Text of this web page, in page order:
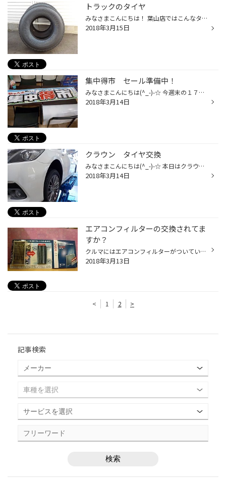
トラックのタイヤ
みなさまこんにちは！ 葉山店ではこんなタイヤ交換もやってます！ 写真じゃ大きさがわかりにくいかもしれませんが・・・ 1,075mm・・・ 約110センチ！腰くらいの大きさです！ 乗用車が5～6台乗っかるキャリアカーってご存知でしょうか！？ そのタイヤ交換です。 さぁ今から行ってきま~す(^_-)-☆ 葉...
2018年3月15日
集中得市 セール準備中！
みなさまこんにちは(^_-)-☆ 今週末の１７日(土)よりセール開催！ その準備に追われております(T_T)/~~~ 一部商品見せちゃいましょう♪ こんな商品も！ まだまだお買い得商品ありますので！ みなさまのご来店お待ちしております!(^^)!
2018年3月14日
クラウン タイヤ交換
みなさまこんにちは(^_-)-☆ 本日はクラウンＨＶでタイヤ交換しました！ ハイブリッド車なので車内も静かで快適♪ ってことでレグノＧＲ-ＸＩ ご購入いただきました！ センターフィットでど真ん中取り付け♪ ご購入ありがとうございました(*^_^*)
2018年3月14日
エアコンフィルターの交換されてま
すか？
クルマにはエアコンフィルターがついていることを 知っていますか？ エアコンフィルターはイヤなニオイの除去を行い、 車内をクリーンにします。 1年に一度の交換をおすすめしています。 是非一度、点検をしてみてはいかがですか。 スタッフ一同、心よりお待ちしています。
2018年3月13日
< 1 2 >
記事検索